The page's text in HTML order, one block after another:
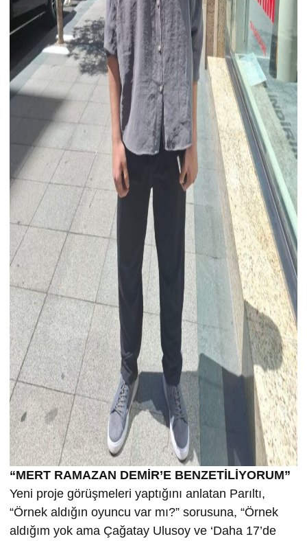
“MERT RAMAZAN DEMİR’E BENZETİLİYORUM”
Yeni proje görüşmeleri yaptığını anlatan Parıltı,
“Örnek aldığın oyuncu var mı?” sorusuna, “Örnek
aldığım yok ama Çağatay Ulusoy ve ‘Daha 17’de